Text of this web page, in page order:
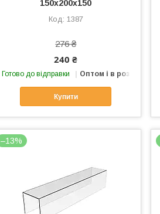
150х200х150
1387
276 ₴
240 ₴
Готово до відправки Оптом і в роздріб
Купити
–13%